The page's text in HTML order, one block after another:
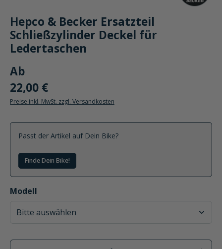
Hepco & Becker Ersatzteil
Schließzylinder Deckel für
Ledertaschen
Ab
22,00 €
Preise inkl. MwSt. zzgl. Versandkosten
Passt der Artikel auf Dein Bike?
Finde Dein Bike!
Modell
auswählen